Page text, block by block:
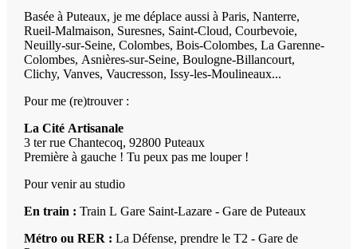
Basée à Puteaux, je me déplace aussi à Paris, Nanterre,
Rueil-Malmaison, Suresnes, Saint-Cloud, Courbevoie,
Neuilly-sur-Seine, Colombes, Bois-Colombes, La Garenne-
Colombes, Asnières-sur-Seine, Boulogne-Billancourt,
Clichy, Vanves, Vaucresson, Issy-les-Moulineaux...
Pour me (re)trouver :
La Cité Artisanale
3 ter rue Chantecoq, 92800 Puteaux
Première à gauche ! Tu peux pas me louper !
Pour venir au studio
En train : Train L Gare Saint-Lazare - Gare de Puteaux
Métro ou RER : La Défense, prendre le T2 - Gare de